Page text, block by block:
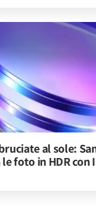
al sole:
foto in HDR con